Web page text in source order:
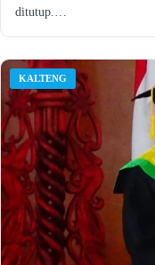
ditutup.…
KALTENG